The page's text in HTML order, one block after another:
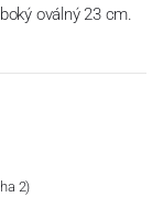
oválný 23 cm.
2)